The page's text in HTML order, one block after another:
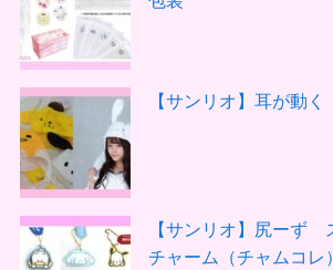
【サンリオ】耳が動
【サンリオ】尻ーず
チャーム（チャムコレ）